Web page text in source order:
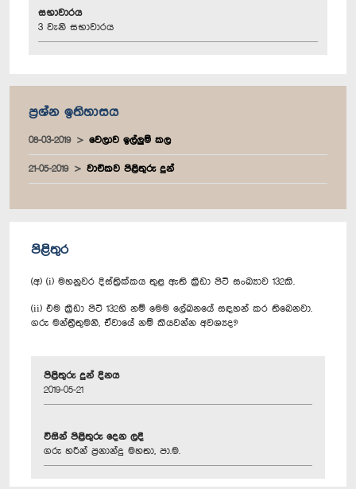
සභාවාරය
3 වැනි සභාවාරය
ප්‍රශ්න ඉතිහාසය
08-03-2019 වෙලාව ඉල්ලුම් කල
21-05-2019 වාචිකව පිළිතුරු දුන්
පිළිතුර
(අ) (i) මහනුවර දිස්ත්‍රික්කය තුළ ඇති ක්‍රීඩා පිටි සංඛ්‍යාව 132කි.
(ii) එම ක්‍රීඩා පිටි 132හි නම් මෙම ලේඛනයේ සඳහන් කර තිබෙනවා.
ගරු මන්ත්‍රීතුමනි, ඒවායේ නම් කියවන්න අවශ්‍යද?
පිළිතුරු දුන් දිනය
2019-05-21
විසින් පිළිතුරු දෙන ලදී
ගරු හරීන් ප්‍රනාන්දු මහතා, පා.ම.